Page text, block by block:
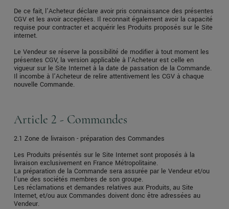
De ce fait, l’Acheteur déclare avoir pris connaissance des présentes
CGV et les avoir acceptées. Il reconnait également avoir la capacité
requise pour contracter et acquérir les Produits proposés sur le Site
internet.
Le Vendeur se réserve la possibilité de modifier à tout moment les
présentes CGV, la version applicable à l’Acheteur est celle en
vigueur sur le Site Internet à la date de passation de la Commande.
Il incombe à l’Acheteur de relire attentivement les CGV à chaque
nouvelle Commande.
Article 2 - Commandes
2.1 Zone de livraison - préparation des Commandes
Les Produits présentés sur le Site Internet sont proposés à la
livraison exclusivement en France Métropolitaine.
La préparation de la Commande sera assurée par le Vendeur et/ou
l'une des sociétés membres de son groupe.
Les réclamations et demandes relatives aux Produits, au Site
Internet, et/ou aux Commandes doivent donc être adressées au
Vendeur.